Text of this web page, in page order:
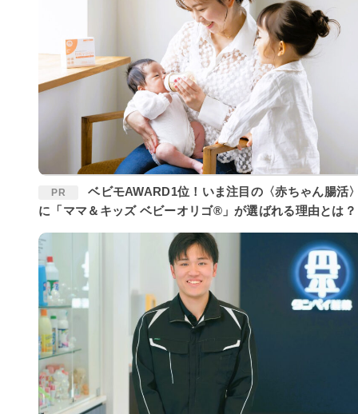
PR
ベビモAWARD1位！いま注目の〈赤ちゃん腸活〉
に「ママ＆キッズ ベビーオリゴ®」が選ばれる理由とは？